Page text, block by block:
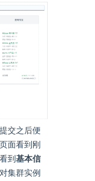
交之后便
页面看到刚
到 基本信
集群实例